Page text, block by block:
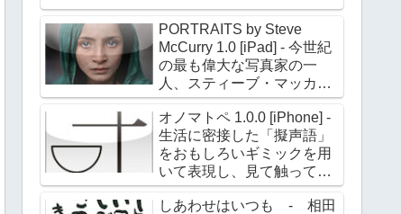
PORTRAITS by Steve
McCurry 1.0 [iPad] - 今世紀
の最も偉大な写真家の一
人、スティーブ・マッカリ
ー氏のポートレイト作品約
180点を収録
オノマトペ 1.0.0 [iPhone] -
生活に密接した「擬声語」
をおもしろいギミックを用
いて表現し、見て触って楽
しめる
しあわせはいつも - 相田